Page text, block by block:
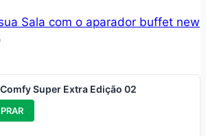
Sala com o aparador buffet new
Super Extra Edição 02